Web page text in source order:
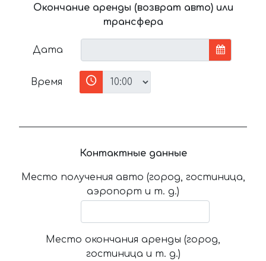
Окончание аренды (возврат авто) или
трансфера
Дата
Время
Контактные данные
Место получения авто (город, гостиница,
аэропорт и т. д.)
Место окончания аренды (город,
гостиница и т. д.)